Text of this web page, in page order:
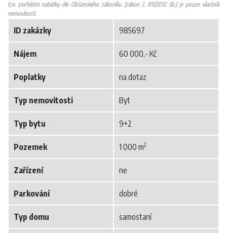
tzv. perfektní nabídky dle Občanského zákoníku (zákon č. 89/2012 Sb.) je pouze vlastník
nemovitosti.
ID zakázky 985697
Nájem 60 000,- Kč
Poplatky na dotaz
Typ nemovitosti Byt
Typ bytu 9+2
Pozemek 1 000 m2
Zařízení ne
Parkování dobré
Typ domu samostaní